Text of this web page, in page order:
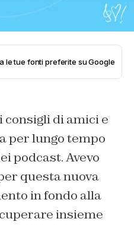
le tue fonti preferite su Google
di amici e
per lungo tempo
podcast. Avevo
questa nuova
in fondo alla
insieme